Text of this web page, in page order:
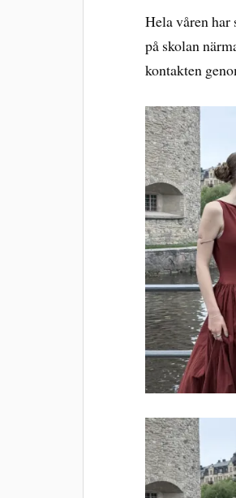
Hela våren har
på skolan
kontakten